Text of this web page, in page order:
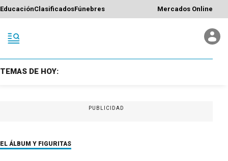
EducaciónClasificadosFúnebres Mercados Online
TEMAS DE HOY:
PUBLICIDAD
EL ÁLBUM Y FIGURITAS